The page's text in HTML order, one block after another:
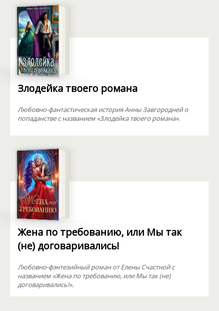
Злодейка твоего романа
Любовно-фантастическая история Анны Завгородней о
попаданстве с названием «Злодейка твоего романа».
Жена по требованию, или Мы так
(не) договаривались!
Любовно-фэнтезийный роман от Елены Счастной с
названием «Жена по требованию, или Мы так (не)
договаривались!».